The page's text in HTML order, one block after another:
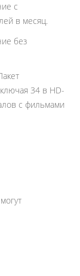
с
в месяц.
без
34 в HD-
с фильмами